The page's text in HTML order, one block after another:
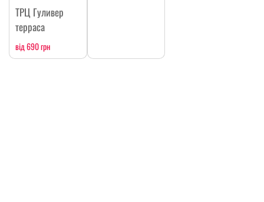
ТРЦ Гуливер
терраса
від 690 грн